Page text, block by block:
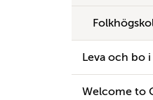
Leva och bo
Welcome to